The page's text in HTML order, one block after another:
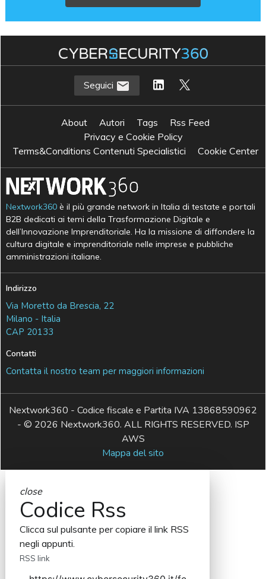
Seguici
About Autori Tags
Rss Feed
Privacy e Cookie Policy
Terms&Conditions Contenuti Specialistici
Cookie Center
Nextwork360 è il più grande network in Italia di testate e portali
B2B dedicati ai temi della Trasformazione Digitale e
dell’Innovazione Imprenditoriale. Ha la missione di diffondere la
cultura digitale e imprenditoriale nelle imprese e pubbliche
amministrazioni italiane.
Indirizzo
Via Moretto da Brescia, 22
Milano - Italia
CAP 20133
Contatti
Contatta il nostro team per maggiori informazioni
Nextwork360 - Codice fiscale e Partita IVA 13868590962
- © 2026 Nextwork360. ALL RIGHTS RESERVED. ISP
AWS
Mappa del sito
close
Codice Rss
Clicca sul pulsante per copiare il link RSS
negli appunti.
RSS link